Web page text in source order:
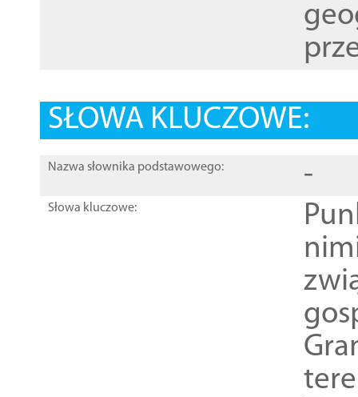
SŁOWA KLUCZOWE:
Nazwa słownika podstawowego: -
Słowa kluczowe: